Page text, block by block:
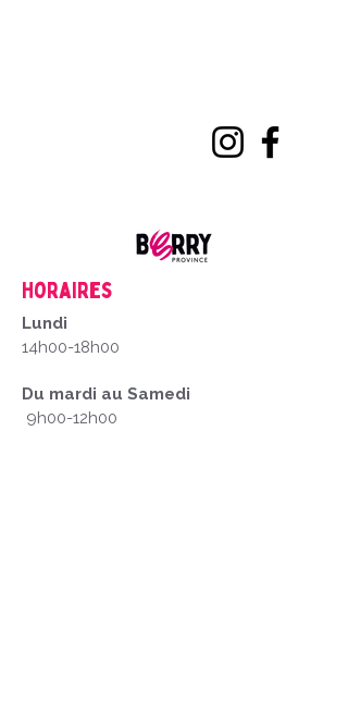
Horaires
Lundi
14h00-18h00
Du mardi au Samedi
9h00-12h00